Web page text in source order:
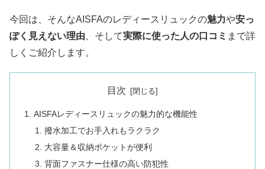
今回は、そんなAISFAのレディースリュックの魅力や安っ
ぽく見えない理由 、そして実際に使った人の口コミ まで詳
しくご紹介します。
目次
AISFAレディースリュックの魅力的な機能性
撥水加工でお手入れもラクラク
大容量＆収納ポケットが便利
背面ファスナー仕様の高い防犯性